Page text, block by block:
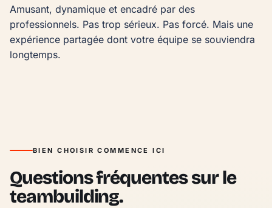
Amusant, dynamique et encadré par des
professionnels. Pas trop sérieux. Pas forcé. Mais une
expérience partagée dont votre équipe se souviendra
longtemps.
BIEN CHOISIR COMMENCE ICI
Questions fréquentes sur le
teambuilding.